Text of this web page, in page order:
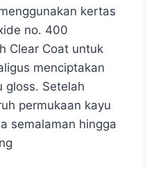
kertas
no. 400
Clear Coat untuk
menciptakan
gloss. Setelah
permukaan kayu
semalaman hingga